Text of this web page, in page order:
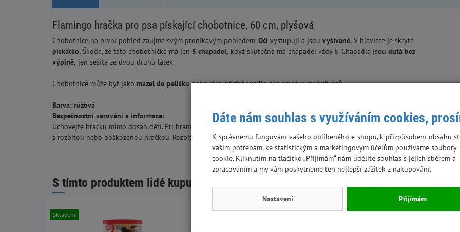
Flamingo hračka pro psa pískající chobotnice, 60 cm, plyšová
Chobotnice na první pohled zaujme svým pronikavým pohledem. Oči vystupují a jsou vyšívané. V hlavičce je skryté
pískátko. Škoda, že tato chobotnička má jen 5 chapadel, když skutečná má chapadel vždy 8. Chapadla jsou dutá bez
výplně, jen sešitá ze dvou druhů látek.
Chobotnice může být jako mazel do pelíškunebo jakopřetahovadlopro smečkumalých psů.
Barva: růžová
Bezpečnostní varování a informace:
Uchovejte hračku mimo dosah dětí. Při hraní s hračkami mějte svého mazlíčka pod dohledem a nedovolte mu, aby si hrál
s rozbitou nebo poškozenou hračkou. Rozbité nebo poškozené hračky vyhoďte/vyměňte. Před použitím sejměte obal.
S tímto produktem lidé kupují:
Skladem
Dáte nám souhlas s využíváním cookies,
K správnému fungování vašeho oblíbeného e-shopu, k přizpůsobení obsahu
vašim potřebám, ke statistickým a marketingovým účelům používáme soubory
cookie. Kliknutím na tlačítko „Přijímám“ nám udělíte souhlas s jejich sběrem a
zpracováním a my vám poskytneme ten nejlepší zážitek z nakupování.
Nastavení Přijímám